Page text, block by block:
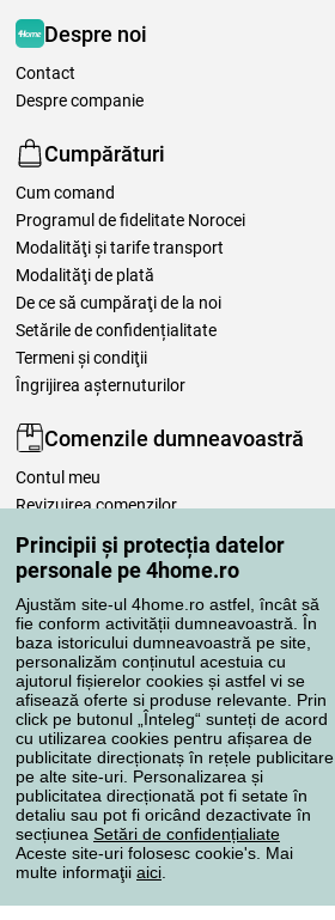
Principii și protecția datelor
personale pe 4home.ro
Ajustăm site-ul 4home.ro astfel, încât să
fie conform activității dumneavoastră. În
baza istoricului dumneavoastră pe site,
personalizăm conținutul acestuia cu
ajutorul fișierelor cookies și astfel vi se
afisează oferte si produse relevante. Prin
click pe butonul „Înteleg“ sunteți de acord
cu utilizarea cookies pentru afișarea de
publicitate direcționatș în rețele publicitare
pe alte site-uri. Personalizarea și
publicitatea direcționată pot fi setate în
detaliu sau pot fi oricând dezactivate în
secțiunea Setări de confidențialiate
Aceste site-uri folosesc cookie's. Mai
multe informaţii aici
Despre noi
Contact
Despre companie
Cumpărături
Cum comand
Programul de fidelitate Norocei
Modalităţi şi tarife transport
Modalităţi de plată
De ce să cumpăraţi de la noi
Setările de confidențialitate
Termeni şi condiţii
Îngrijirea așternuturilor
Comenzile dumneavoastră
Contul meu
Revizuirea comenzilor
Reclamaţii
Retragere de la contract
Regulile de procesare a recenziilor
Metode de transport
Metode de plată
Magazin de încredere